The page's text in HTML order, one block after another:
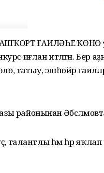
БАШҠОРТ ҒАИЛӘҺЕ КӨНӨ
иғлан итәлгән.
татыу, эшһөйәр
районынан
талантлы һәм һәр